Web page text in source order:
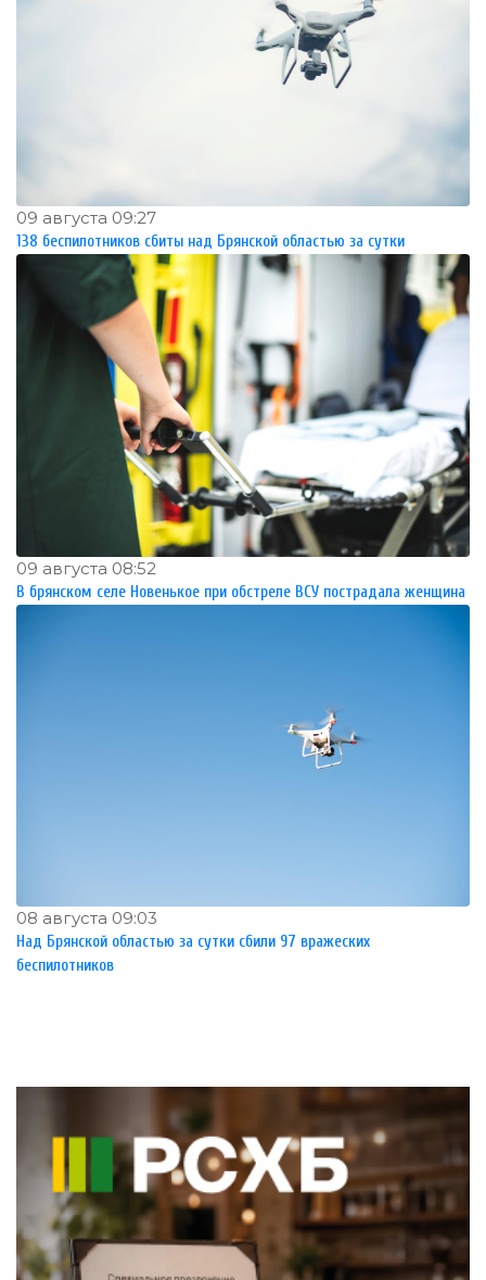
09 августа 09:27
138 беспилотников сбиты над Брянской областью за сутки
09 августа 08:52
В брянском селе Новенькое при обстреле ВСУ пострадала женщина
08 августа 09:03
Над Брянской областью за сутки сбили 97 вражеских
беспилотников